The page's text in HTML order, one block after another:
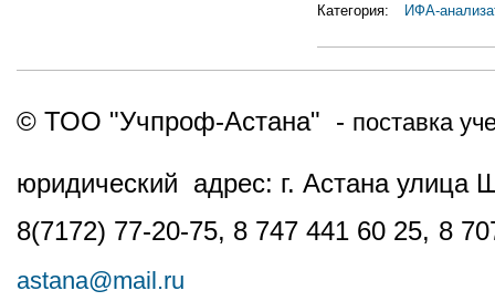
Категория: ИФА-
© ТОО "Учпроф-Астана" - поставка
юридический адрес: г. Астана
8(7172) 77-20-75, 8 747 441 60 25, 8
astana@mail.ru